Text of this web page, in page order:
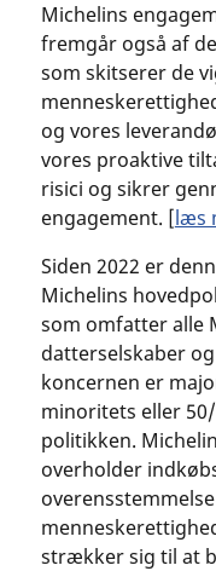
Michelins
fremgår også af
som skitserer de
og vores
vores proaktive
risici og sikrer
engagement. [læs
Siden 2022 er
Michelins
som omfatter alle
datterselskaber
koncernen er
minoritets eller
politikken.
overholder
strækker sig til at